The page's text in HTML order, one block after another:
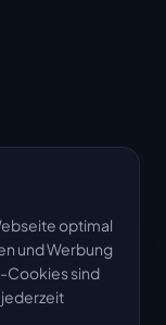
optimal
und Werbung
Cookies sind
jederzeit